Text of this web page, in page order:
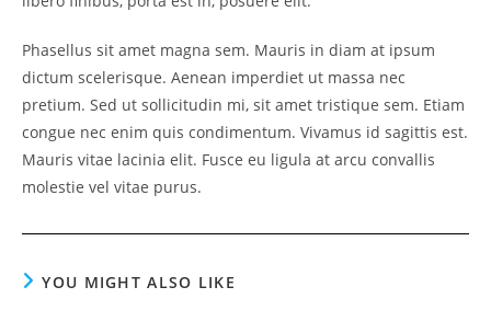
Phasellus sit amet magna sem. Mauris in diam at ipsum
dictum scelerisque. Aenean imperdiet ut massa nec
pretium. Sed ut sollicitudin mi, sit amet tristique sem. Etiam
congue nec enim quis condimentum. Vivamus id sagittis est.
Mauris vitae lacinia elit. Fusce eu ligula at arcu convallis
molestie vel vitae purus.
YOU MIGHT ALSO LIKE